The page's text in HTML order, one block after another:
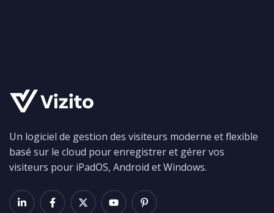
Un logiciel de gestion des visiteurs moderne et flexible
basé sur le cloud pour enregistrer et gérer vos
visiteurs pour iPadOS, Android et Windows.